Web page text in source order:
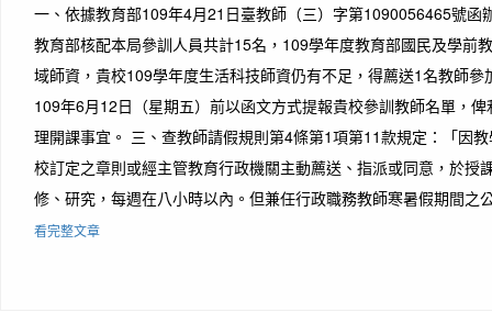
一、依據教育部109年4月21日臺教師（三）字第1090056465號函
教育部核配本局參訓人員共計15名，109學年度教育部國民及學前
域師資，貴校109學年度生活科技師資仍有不足，得薦送1名教師參
109年6月12日（星期五）前以函文方式提報貴校參訓教師名單，
理開課事宜。 三、查教師請假規則第4條第1項第11款規定：「因
校訂定之章則或經主管教育行政機關主動薦送、指派或同意，於授
修、研究，每週在八小時以內。但兼任行政職務教師寒暑假期間之
看完整文章